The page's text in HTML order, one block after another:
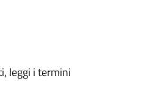
leggi i termini